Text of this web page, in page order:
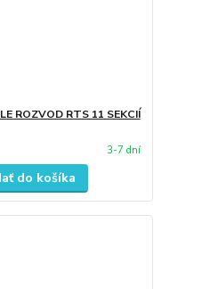
ROZVOD RTS 11 SEKCIÍ
3-7 dní
do košíka